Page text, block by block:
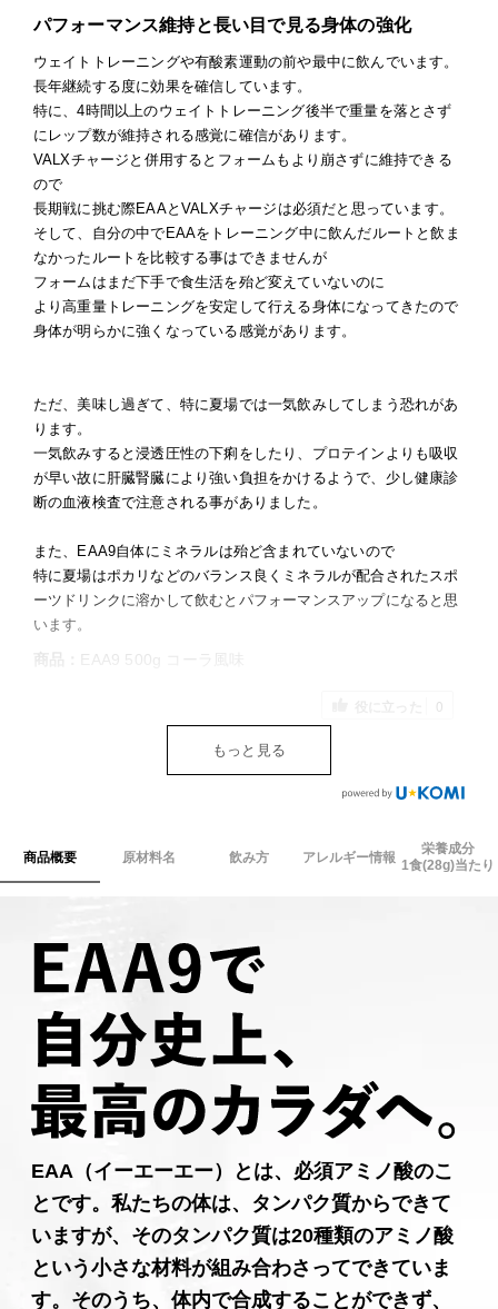
パフォーマンス維持と長い目で見る身体の強化
ウェイトトレーニングや有酸素運動の前や最中に飲んでいます。
長年継続する度に効果を確信しています。
特に、4時間以上のウェイトトレーニング後半で重量を落とさず
にレップ数が維持される感覚に確信があります。
VALXチャージと併用するとフォームもより崩さずに維持できる
ので
長期戦に挑む際EAAとVALXチャージは必須だと思っています。
そして、自分の中でEAAをトレーニング中に飲んだルートと飲ま
なかったルートを比較する事はできませんが
フォームはまだ下手で食生活を殆ど変えていないのに
より高重量トレーニングを安定して行える身体になってきたので
身体が明らかに強くなっている感覚があります。
ただ、美味し過ぎて、特に夏場では一気飲みしてしまう恐れがあ
ります。
一気飲みすると浸透圧性の下痢をしたり、プロテインよりも吸収
が早い故に肝臓腎臓により強い負担をかけるようで、少し健康診
断の血液検査で注意される事がありました。
また、EAA9自体にミネラルは殆ど含まれていないので
特に夏場はポカリなどのバランス良くミネラルが配合されたスポ
ーツドリンクに溶かして飲むとパフォーマンスアップになると思
います。
商品： EAA9 500g コーラ風味
0
もっと見る
商品概要 原材料名 飲み方 アレルギー情報
栄養成分
1食(28g)当たり
EAA（イーエーエー）とは、必須アミノ酸のこ
とです。私たちの体は、タンパク質からできて
いますが、そのタンパク質は20種類のアミノ酸
という小さな材料が組み合わさってできていま
す。そのうち、体内で合成することができず、